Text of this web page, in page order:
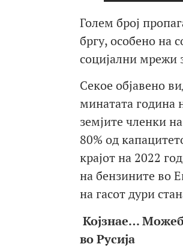
Голем број
бргу, особено на
социјални мрежи
Секое објавено
минатата година
земјите членки
80% од
крајот на 2022
на бензините во
на гасот дури
Којзнае…
во Русија